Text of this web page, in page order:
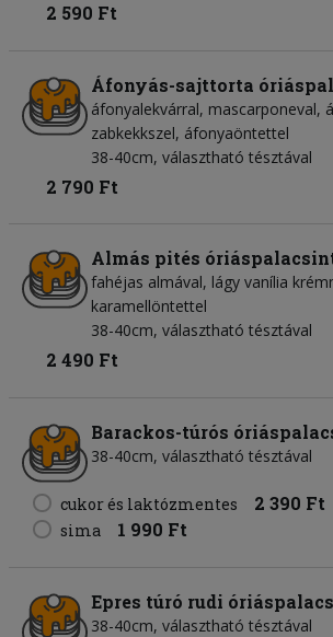
2 590 Ft
Áfonyás-sajttorta
áfonyalekvárral, mascarponeval,
zabkekkszel, áfonyaöntettel
38-40cm, választható tésztával
2 790 Ft
Almás pités
fahéjas almával, lágy vanília
karamellöntettel
38-40cm, választható tésztával
2 490 Ft
Barackos-túrós
38-40cm, választható tésztával
cukor és laktózmentes 2 390 Ft
sima 1 990 Ft
Epres túró rudi
38-40cm, választható tésztával